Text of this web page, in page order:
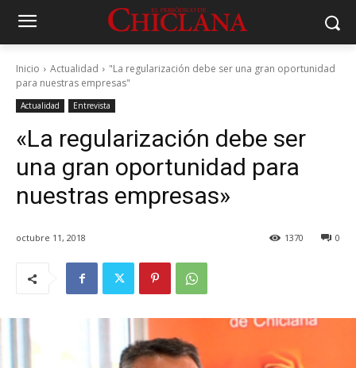
Inicio Actualidad
"La regularización debe ser una gran oportunidad
para nuestras empresas"
Actualidad Entrevista
«La regularización debe ser
una gran oportunidad para
nuestras empresas»
octubre 11, 2018 0
1370